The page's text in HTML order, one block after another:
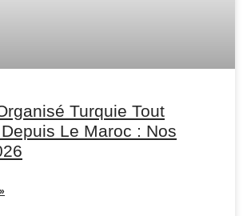
Turquie Tout
Le Maroc : Nos